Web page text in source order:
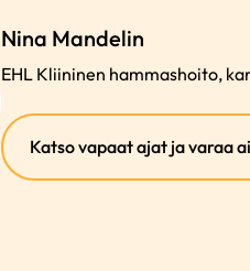
Nina Mandelin
EHL Kliininen hammashoito,
Katso vapaat ajat ja varaa